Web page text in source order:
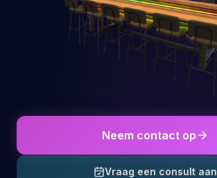
Neem contact op
Vraag een consult aan